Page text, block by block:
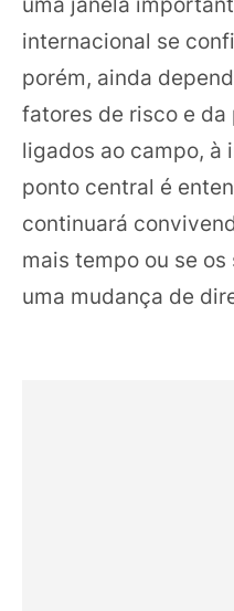
internacional se
porém, ainda
fatores de risco e
ligados ao campo, à
ponto central é
continuará
mais tempo ou se
uma mudança de